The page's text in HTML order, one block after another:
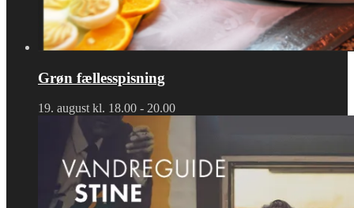
Grøn fællesspisning
19. august kl. 18.00 - 20.00